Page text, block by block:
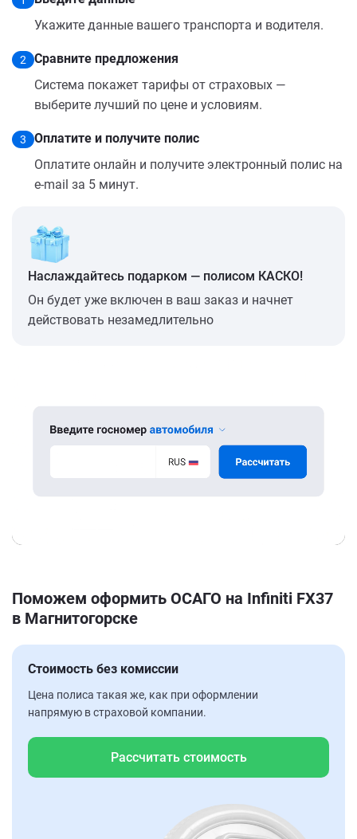
Укажите данные вашего транспорта и водителя.
2
Сравните предложения
Система покажет тарифы от страховых —
выберите лучший по цене и условиям.
3
Оплатите и получите полис
Оплатите онлайн и получите электронный полис на
e-mail за 5 минут.
Наслаждайтесь подарком — полисом КАСКО!
Он будет уже включен в ваш заказ и начнет
действовать незамедлительно
Поможем оформить ОСАГО на Infiniti FX37
в Магнитогорске
Стоимость без комиссии
Цена полиса такая же, как при оформлении
напрямую в страховой компании.
Рассчитать стоимость